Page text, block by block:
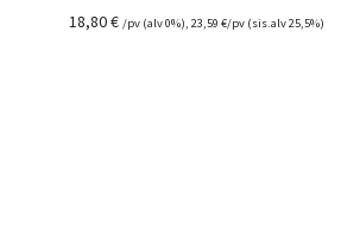
18,80€ /pv (alv 0%),23,59€/pv (sis.alv 25,5%)